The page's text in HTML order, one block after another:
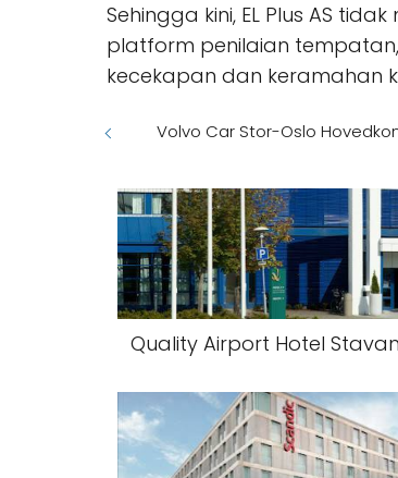
Sehingga kini, EL Plus AS
platform penilaian
kecekapan dan keramahan
Volvo Car Stor-Oslo
Quality Airport Hotel